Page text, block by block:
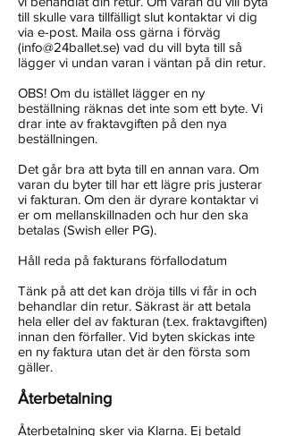
till skulle vara tillfälligt slut kontaktar vi dig
via e-post. Maila oss gärna i förväg
(info@24ballet.se) vad du vill byta till så
lägger vi undan varan i väntan på din retur.
OBS! Om du istället lägger en ny
beställning räknas det inte som ett byte. Vi
drar inte av fraktavgiften på den nya
beställningen.
Det går bra att byta till en annan vara. Om
varan du byter till har ett lägre pris justerar
vi fakturan. Om den är dyrare kontaktar vi
er om mellanskillnaden och hur den ska
betalas (Swish eller PG).
Håll reda på fakturans förfallodatum
Tänk på att det kan dröja tills vi får in och
behandlar din retur. Säkrast är att betala
hela eller del av fakturan (t.ex. fraktavgiften)
innan den förfaller. Vid byten skickas inte
en ny faktura utan det är den första som
gäller.
Återbetalning
Återbetalning sker via Klarna. Ej betald